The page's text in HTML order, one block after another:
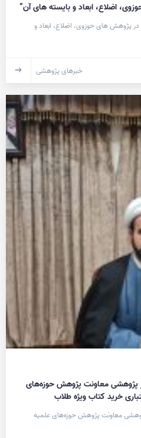
اضلاع، ابعاد و بایسته های آن”
پژوهش های حوزوی، اضلاع، ابعاد و
خبرهای پژوهشی
پژوهشی معاونت پژوهش حوزه‌های
خرید کتاب ویژه طلاب
معاونت پژوهش حوزه‌های علمیه